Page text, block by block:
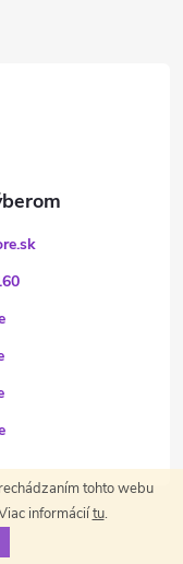
tohto webu
informáciítu.